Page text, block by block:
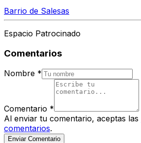
Barrio de Salesas
Espacio Patrocinado
Comentarios
Nombre *
Comentario *
Al enviar tu comentario, aceptas las
comentarios.
Enviar Comentario